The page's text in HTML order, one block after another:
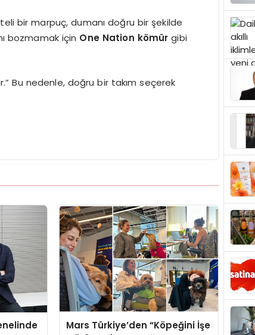
bir marpuç, dumanı doğru bir şekilde
bozmamak için One Nation kömür gibi
Bu nedenle, doğru bir takım seçerek
Mars Türkiye’den “Köpeğini İşe